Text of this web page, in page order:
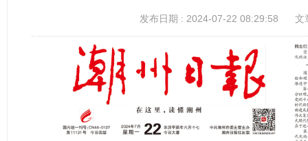
发布日期 : 2024-07-22 08:29:58 文